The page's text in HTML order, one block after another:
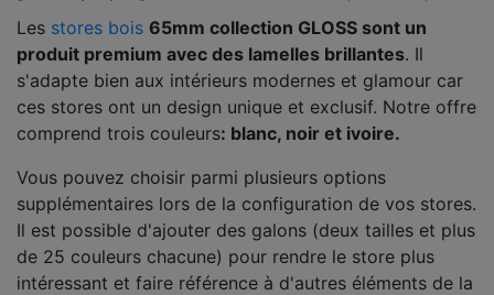
Les stores bois 65mm collection GLOSS sont un
produit premium avec des lamelles brillantes. Il
s'adapte bien aux intérieurs modernes et glamour car
ces stores ont un design unique et exclusif. Notre offre
comprend trois couleurs: blanc, noir et ivoire.
Vous pouvez choisir parmi plusieurs options
supplémentaires lors de la configuration de vos stores.
Il est possible d'ajouter des galons (deux tailles et plus
de 25 couleurs chacune) pour rendre le store plus
intéressant et faire référence à d'autres éléments de la